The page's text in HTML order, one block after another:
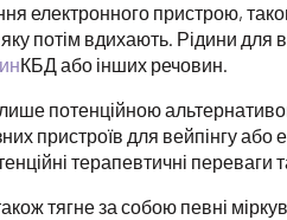
електронного пристрою,
потім вдихають. Рідини для
КБД або інших речовин.
потенційною
пристроїв для вейпінгу
терапевтичні переваги
тягне за собою певні